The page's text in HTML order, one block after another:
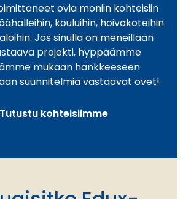
ovia moniin kohteisiin
kouluihin, hoivakoteihin
Jos sinulla on meneillään
projekti, hyppäämme
mukaan hankkeeseen
suunnitelmia vastaavat ovet!
Tutustu kohteisiimme